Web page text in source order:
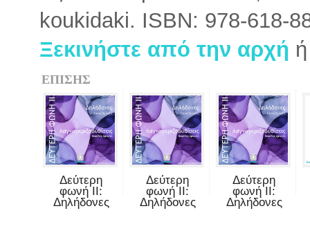
koukidaki. ISBN: 978-618-
Ξεκινήστε από την αρχή
ΕΠΙΣΗΣ
Δεύτερη
φωνή II:
Δηλήδονες
Δεύτερη
φωνή II:
Δηλήδονες
Δεύτερη
φωνή II:
Δηλήδονες